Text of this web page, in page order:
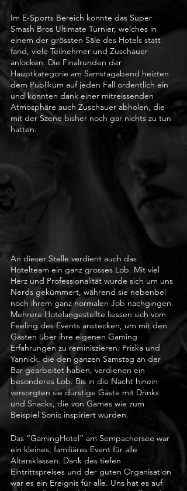
Im E-Sports Bereich konnte das Super
Smash Bros Ultimate Turnier, welches in
einem der grössten Säle des Hotels statt
fand, viele Teilnehmer und Zuschauer
anlocken. Die Finalrunden der
Hauptkategorie am Samstagabend heizten
dem Publikum auf jeden Fall ordentlich ein
und konnten dank einer mitreissenden
Atmosphäre auch Zuschauer abholen, die
mit der Szene bisher noch gar nichts zu tun
hatten.
An dieser Stelle verdient auch das
Hotelteam ein ganz grosses Lob. Mit viel
Herz und Professionalität wurde sich um uns
Nerds gekümmert, während sie nebenbei
noch ihrem ganz normalen Job nachgingen.
Mehrere Hotelangestellte liessen sich vom
Feeling des Events anstecken, um mit den
Gästen über ihre eigenen Gaming
Erfahrungen zu reminiszieren. Priska und
Yannick, die den ganzen Samstag an der
Bar gearbeitet haben, verdienen ein
besonderes Lob. Bis in die Nacht hinein
versorgten sie durstige Gäste mit Drinks
und Snacks, die von Games wie zum
Beispiel Sonic inspiriert wurden.
Das “GamingHotel” am Sempachersee war
ein kleines, familiäres Event für alle
Altersklassen. Dank des tiefen
Eintrittspreises und der guten Organisation
war es ein Ereignis für alle. Uns hat es auf